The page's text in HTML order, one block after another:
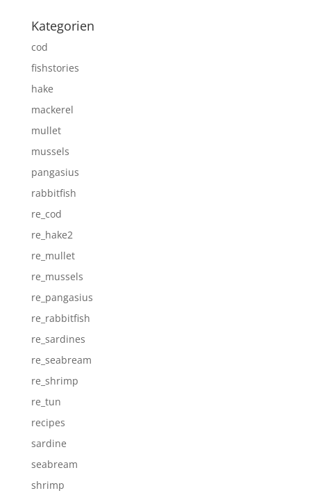
Kategorien
cod
fishstories
hake
mackerel
mullet
mussels
pangasius
rabbitfish
re_cod
re_hake2
re_mullet
re_mussels
re_pangasius
re_rabbitfish
re_sardines
re_seabream
re_shrimp
re_tun
recipes
sardine
seabream
shrimp